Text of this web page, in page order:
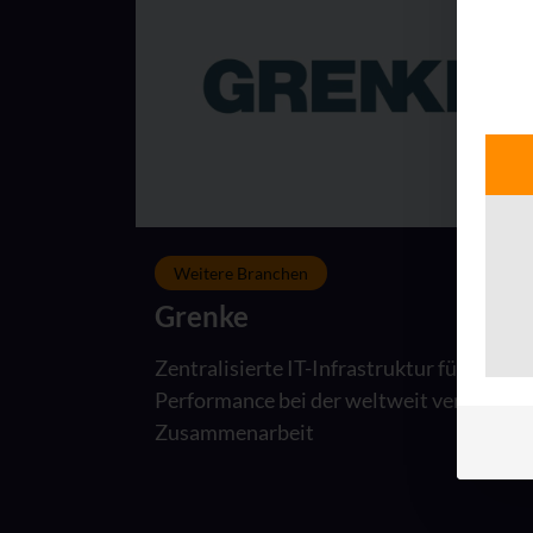
Weitere Branchen
Grenke
Zentralisierte IT-Infrastruktur für starke
Performance bei der weltweit vernetzten
Zusammenarbeit